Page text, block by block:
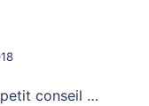
petit conseil …